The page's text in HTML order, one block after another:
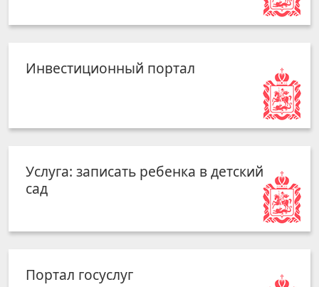
Инвестиционный портал
Услуга: записать ребенка в детский
сад
Портал госуслуг